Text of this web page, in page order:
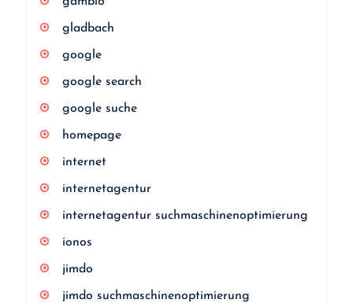
gladbach
google
google search
google suche
homepage
internet
internetagentur
internetagentur suchmaschinenoptimierung
ionos
jimdo
jimdo suchmaschinenoptimierung